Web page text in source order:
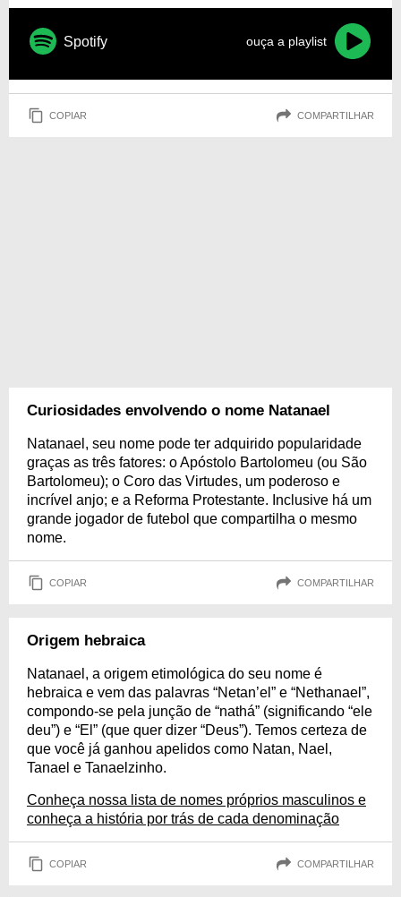
Spotify ouça a playlist
COPIAR COMPARTILHAR
Curiosidades envolvendo o nome Natanael
Natanael, seu nome pode ter adquirido popularidade
graças as três fatores: o Apóstolo Bartolomeu (ou São
Bartolomeu); o Coro das Virtudes, um poderoso e
incrível anjo; e a Reforma Protestante. Inclusive há um
grande jogador de futebol que compartilha o mesmo
nome.
COPIAR COMPARTILHAR
Origem hebraica
Natanael, a origem etimológica do seu nome é
hebraica e vem das palavras “Netan’el” e “Nethanael”,
compondo-se pela junção de “nathá” (significando “ele
deu”) e “El” (que quer dizer “Deus”). Temos certeza de
que você já ganhou apelidos como Natan, Nael,
Tanael e Tanaelzinho.
Conheça nossa lista de nomes próprios masculinos e
conheça a história por trás de cada denominação
COPIAR COMPARTILHAR